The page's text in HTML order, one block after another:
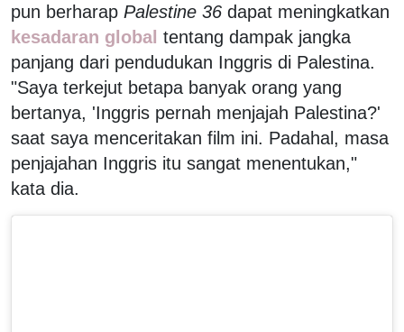
pun berharap Palestine 36 dapat meningkatkan
kesadaran global tentang dampak jangka
panjang dari pendudukan Inggris di Palestina.
"Saya terkejut betapa banyak orang yang
bertanya, 'Inggris pernah menjajah Palestina?'
saat saya menceritakan film ini. Padahal, masa
penjajahan Inggris itu sangat menentukan,"
kata dia.